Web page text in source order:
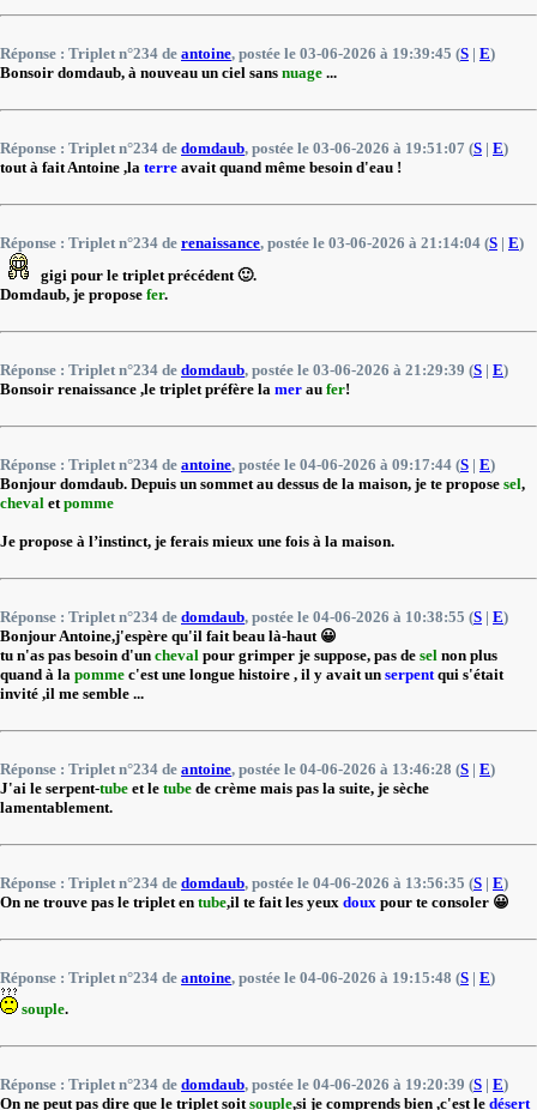
Réponse : Triplet n°234 de antoine, postée le 03-06-2026 à 19:39:45 (S | E)
Bonsoir domdaub, à nouveau un ciel sans nuage ...
Réponse : Triplet n°234 de domdaub, postée le 03-06-2026 à 19:51:07 (S | E)
tout à fait Antoine ,la terre avait quand même besoin d'eau !
Réponse : Triplet n°234 de renaissance, postée le 03-06-2026 à 21:14:04 (S | E)
gigi pour le triplet précédent 🙂.
Domdaub, je propose fer.
Réponse : Triplet n°234 de domdaub, postée le 03-06-2026 à 21:29:39 (S | E)
Bonsoir renaissance ,le triplet préfère la mer au fer!
Réponse : Triplet n°234 de antoine, postée le 04-06-2026 à 09:17:44 (S | E)
Bonjour domdaub. Depuis un sommet au dessus de la maison, je te propose sel,
cheval et pomme
Je propose à l’instinct, je ferais mieux une fois à la maison.
Réponse : Triplet n°234 de domdaub, postée le 04-06-2026 à 10:38:55 (S | E)
Bonjour Antoine,j'espère qu'il fait beau là-haut 😀
tu n'as pas besoin d'un cheval pour grimper je suppose, pas de sel non plus
quand à la pomme c'est une longue histoire , il y avait un serpent qui s'était
invité ,il me semble ...
Réponse : Triplet n°234 de antoine, postée le 04-06-2026 à 13:46:28 (S | E)
J'ai le serpent-tube et le tube de crème mais pas la suite, je sèche
lamentablement.
Réponse : Triplet n°234 de domdaub, postée le 04-06-2026 à 13:56:35 (S | E)
On ne trouve pas le triplet en tube,il te fait les yeux doux pour te consoler 😀
Réponse : Triplet n°234 de antoine, postée le 04-06-2026 à 19:15:48 (S | E)
souple.
Réponse : Triplet n°234 de domdaub, postée le 04-06-2026 à 19:20:39 (S | E)
On ne peut pas dire que le triplet soit souple,si je comprends bien ,c'est le désert